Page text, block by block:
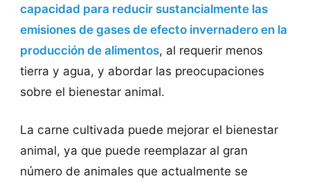
capacidad para reducir sustancialmente las
emisiones de gases de efecto invernadero en la
producción de alimentos, al requerir menos
tierra y agua, y abordar las preocupaciones
sobre el bienestar animal.
La carne cultivada puede mejorar el bienestar
animal, ya que puede reemplazar al gran
número de animales que actualmente se